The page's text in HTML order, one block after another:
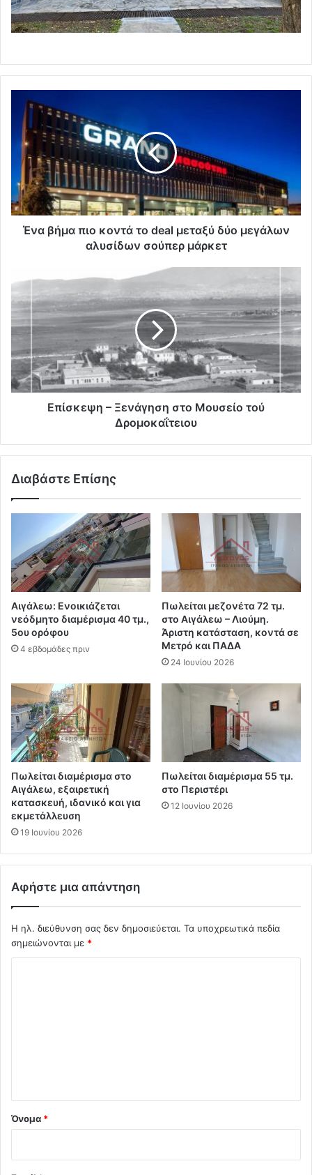
Ένα βήμα πιο κοντά το deal μεταξύ δύο μεγάλων
αλυσίδων σούπερ μάρκετ
Επίσκεψη – Ξενάγηση στο Μουσείο τού
Δρομοκαΐτειου
Διαβάστε Επίσης
Αιγάλεω: Ενοικιάζεται
νεόδμητο διαμέρισμα 40 τμ.,
5ου ορόφου
4 εβδομάδες πριν
Πωλείται μεζονέτα 72 τμ.
στο Αιγάλεω – Λιούμη.
Άριστη κατάσταση, κοντά σε
Μετρό και ΠΑΔΑ
24 Ιουνίου 2026
Πωλείται διαμέρισμα στο
Αιγάλεω, εξαιρετική
κατασκευή, ιδανικό και για
εκμετάλλευση
19 Ιουνίου 2026
Πωλείται διαμέρισμα 55 τμ.
στο Περιστέρι
12 Ιουνίου 2026
Αφήστε μια απάντηση
Η ηλ. διεύθυνση σας δεν δημοσιεύεται. Τα υποχρεωτικά πεδία
σημειώνονται με *
Όνομα *